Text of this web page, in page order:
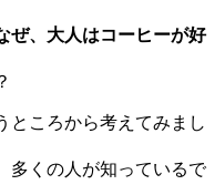
ぜ、大人はコーヒーが好
ところから考えてみまし
多くの人が知っているで